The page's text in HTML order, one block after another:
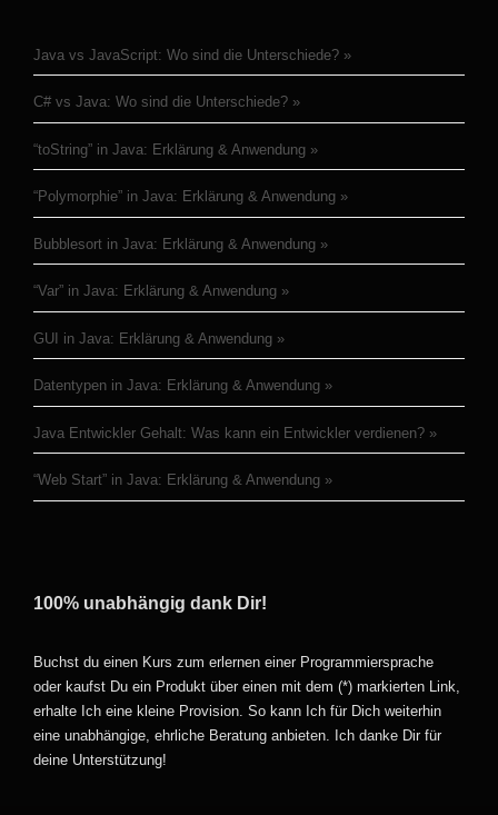
Java vs JavaScript: Wo sind die Unterschiede?
C# vs Java: Wo sind die Unterschiede?
“toString” in Java: Erklärung & Anwendung
“Polymorphie” in Java: Erklärung & Anwendung
Bubblesort in Java: Erklärung & Anwendung
“Var” in Java: Erklärung & Anwendung
GUI in Java: Erklärung & Anwendung
Datentypen in Java: Erklärung & Anwendung
Java Entwickler Gehalt: Was kann ein Entwickler verdienen?
“Web Start” in Java: Erklärung & Anwendung
100% unabhängig dank Dir!
Buchst du einen Kurs zum erlernen einer Programmiersprache
oder kaufst Du ein Produkt über einen mit dem (*) markierten Link,
erhalte Ich eine kleine Provision. So kann Ich für Dich weiterhin
eine unabhängige, ehrliche Beratung anbieten. Ich danke Dir für
deine Unterstützung!